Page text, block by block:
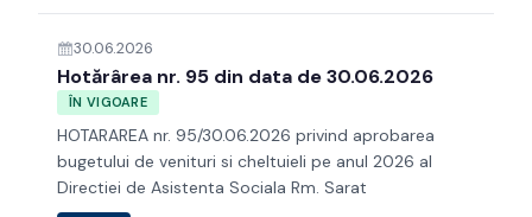
30.06.2026
Hotărârea nr. 95 din data de 30.06.2026
ÎN VIGOARE
HOTARAREA nr. 95/30.06.2026 privind aprobarea
bugetului de venituri si cheltuieli pe anul 2026 al
Directiei de Asistenta Sociala Rm. Sarat